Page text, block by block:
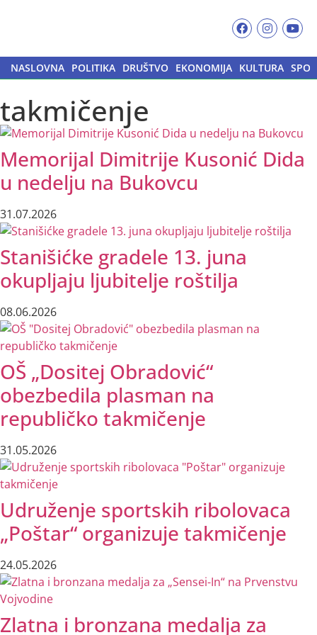
NASLOVNA POLITIKA DRUŠTVO EKONOMIJA KULTURA
takmičenje
Memorijal Dimitrije Kusonić Dida
u nedelju na Bukovcu
31.07.2026
Stanišićke gradele 13. juna
okupljaju ljubitelje roštilja
08.06.2026
OŠ „Dositej Obradović“
obezbedila plasman na
republičko takmičenje
31.05.2026
Udruženje sportskih ribolovaca
„Poštar“ organizuje takmičenje
24.05.2026
Zlatna i bronzana medalja za